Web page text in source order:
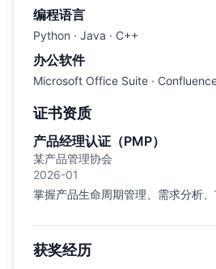
编程语言
Python · Java · C++
办公软件
Microsoft Office Suite ·
证书资质
产品经理认证（PMP）
某产品管理协会
2026-01
掌握产品生命周期管理、需求分析
获奖经历